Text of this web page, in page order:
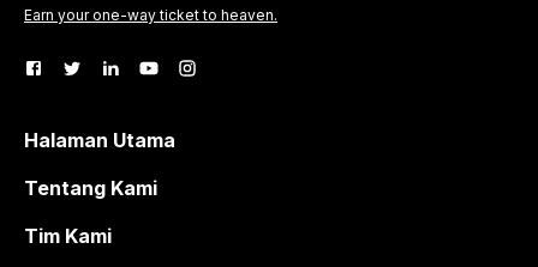
Earn your one-way ticket to heaven.
Halaman Utama
Tentang Kami
Tim Kami